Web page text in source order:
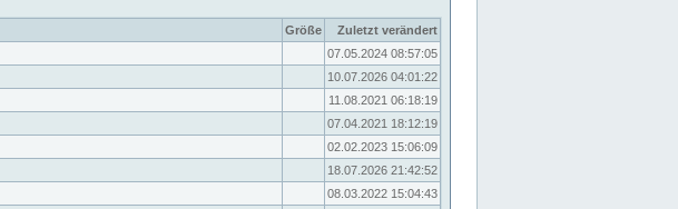
Größe
Zuletzt verändert
07.05.2024 08:57:05
10.07.2026 04:01:22
11.08.2021 06:18:19
07.04.2021 18:12:19
02.02.2023 15:06:09
18.07.2026 21:42:52
08.03.2022 15:04:43